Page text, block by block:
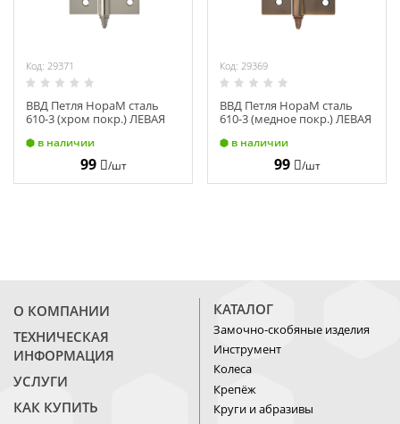
Код: 29371
ВВД Петля НораМ сталь
610-3 (хром покр.) ЛЕВАЯ
в наличии
99 /шт
Код: 29369
ВВД Петля НораМ сталь
610-3 (медное покр.) ЛЕВАЯ
в наличии
99 /шт
О КОМПАНИИ
ТЕХНИЧЕСКАЯ
ИНФОРМАЦИЯ
УСЛУГИ
КАК КУПИТЬ
КАТАЛОГ
Замочно-скобяные изделия
Инструмент
Колеса
Крепёж
Круги и абразивы